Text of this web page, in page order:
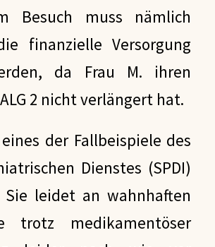
Besuch muss nämlich
finanzielle Versorgung
da Frau M. ihren
2 nicht verlängert hat.
der Fallbeispiele des
Dienstes (SPDI)
Sie leidet an wahnhaften
trotz medikamentöser